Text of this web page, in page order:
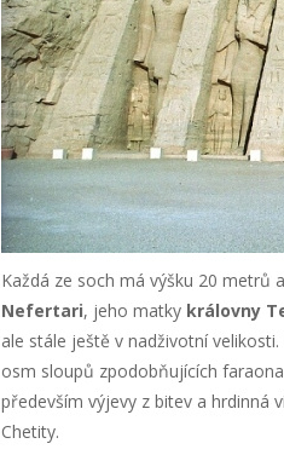
Každá ze soch má výšku 20 metrů
Nefertari, jeho matky královny
ale stále ještě v nadživotní
osm sloupů zpodobňujících
především výjevy z bitev a hrdinná
Chetity.